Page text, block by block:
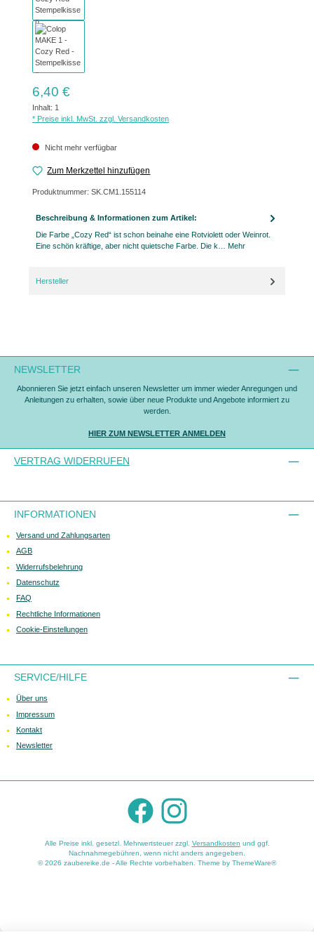
Regulärer Preis:
6,40 €
Inhalt: 1
* Preise inkl. MwSt. zzgl. Versandkosten
Nicht mehr verfügbar
Zum Merkzettel hinzufügen
Produktnummer: SK.CM1.155114
Beschreibung & Informationen zum Artikel:
Die Farbe „Cozy Red“ ist schon beinahe eine Rotviolett oder Weinrot.
Eine schön kräftige, aber nicht quietsche Farbe. Die k… Mehr
Hersteller
NEWSLETTER
Abonnieren Sie jetzt einfach unseren Newsletter um immer wieder Anregungen und
Anleitungen zu erhalten, sowie über neue Produkte und Angebote informiert zu
werden.
HIER ZUM NEWSLETTER ANMELDEN
VERTRAG WIDERRUFEN
INFORMATIONEN
Versand und Zahlungsarten
AGB
Widerrufsbelehrung
Datenschutz
FAQ
Rechtliche Informationen
Cookie-Einstellungen
SERVICE/HILFE
Über uns
Impressum
Kontakt
Newsletter
Facebook Instagram
Alle Preise inkl. gesetzl. Mehrwertsteuer zzgl. Versandkosten und ggf.
Nachnahmegebühren, wenn nicht anders angegeben.
© 2026 zaubereike.de - Alle Rechte vorbehalten. Theme by ThemeWare®